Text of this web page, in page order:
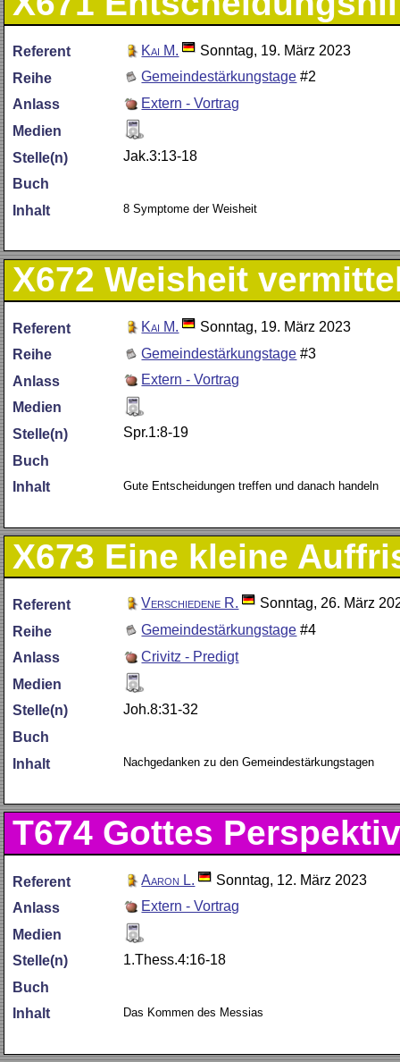
Referent Kai M.
Sonntag, 19. März 2023
Reihe
Gemeindestärkungstage #2
Anlass
Extern - Vortrag
Medien
Stelle(n)
Jak.3:13-18
Buch
Inhalt
8 Symptome der Weisheit
X672 Weisheit
Referent Kai M.
Sonntag, 19. März 2023
Reihe
Gemeindestärkungstage #3
Anlass
Extern - Vortrag
Medien
Stelle(n)
Spr.1:8-19
Buch
Inhalt
Gute Entscheidungen treffen und danach handeln
X673 Eine kleine
Referent Verschiedene R.
Sonntag, 26. März
Reihe
Gemeindestärkungstage #4
Anlass
Crivitz - Predigt
Medien
Stelle(n)
Joh.8:31-32
Buch
Inhalt
Nachgedanken zu den Gemeindestärkungstagen
T674 Gottes
Referent Aaron L.
Sonntag, 12. März 2023
Anlass
Extern - Vortrag
Medien
Stelle(n)
1.Thess.4:16-18
Buch
Inhalt
Das Kommen des Messias